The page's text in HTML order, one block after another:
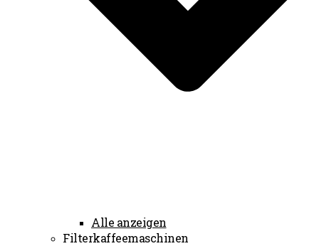
Alle anzeigen
Filterkaffeemaschinen